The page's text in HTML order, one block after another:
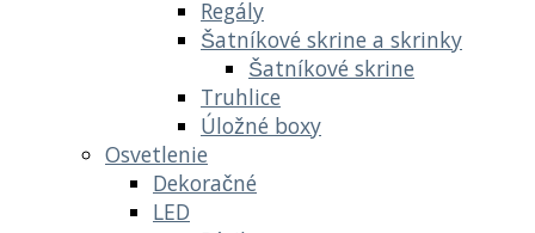
Regály
Šatníkové skrine a skrinky
Šatníkové skrine
Truhlice
Úložné boxy
Osvetlenie
Dekoračné
LED